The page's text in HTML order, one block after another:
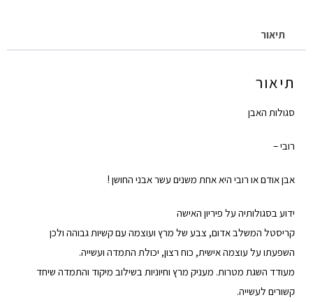
תיאור
תיאור
סגולות האבן
רובי –
אבן אודם או רובי היא אחת משנים עשר אבני החושן !
ידוע בסגולותיה על פיריון האישה
קריסטל המשלב אדום, צבע של מרץ ועוצמה עם קשיות גבוהה ולכן
השפעתו על עוצמה אישית, כוח רצון, יכולת התמדה ועשייה.
מעודד השגת מטרות. מעניק מרץ וחיוניות בשילוב מיקוד והתמדה שיחד
קשורים לעשייה.